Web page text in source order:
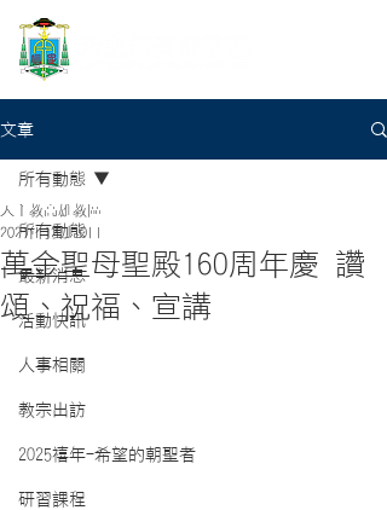
文章
所有動態
最新消息
活動快訊
人事相關
教宗出訪
2025禧年-希望的朝聖者
研習課程
所有動態
萬金聖母聖殿160周年慶 讚
頌、祝福、宣講
天主教高雄教區
2021年12月10日